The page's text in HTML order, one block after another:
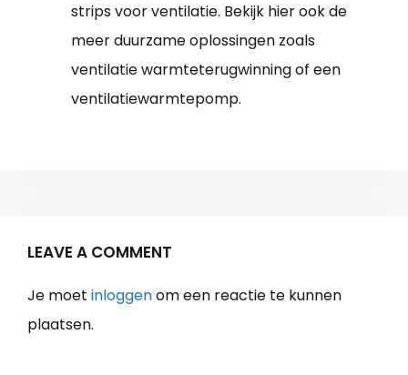
strips voor ventilatie. Bekijk hier ook de
meer duurzame oplossingen zoals
ventilatie warmteterugwinning of een
ventilatiewarmtepomp.
LEAVE A COMMENT
Je moet inloggenom een reactie te kunnen
plaatsen.